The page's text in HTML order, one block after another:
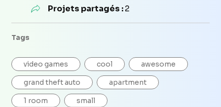
Projets partagés :2
Tags
video games cool awesome
grand theft auto apartment
1 room small